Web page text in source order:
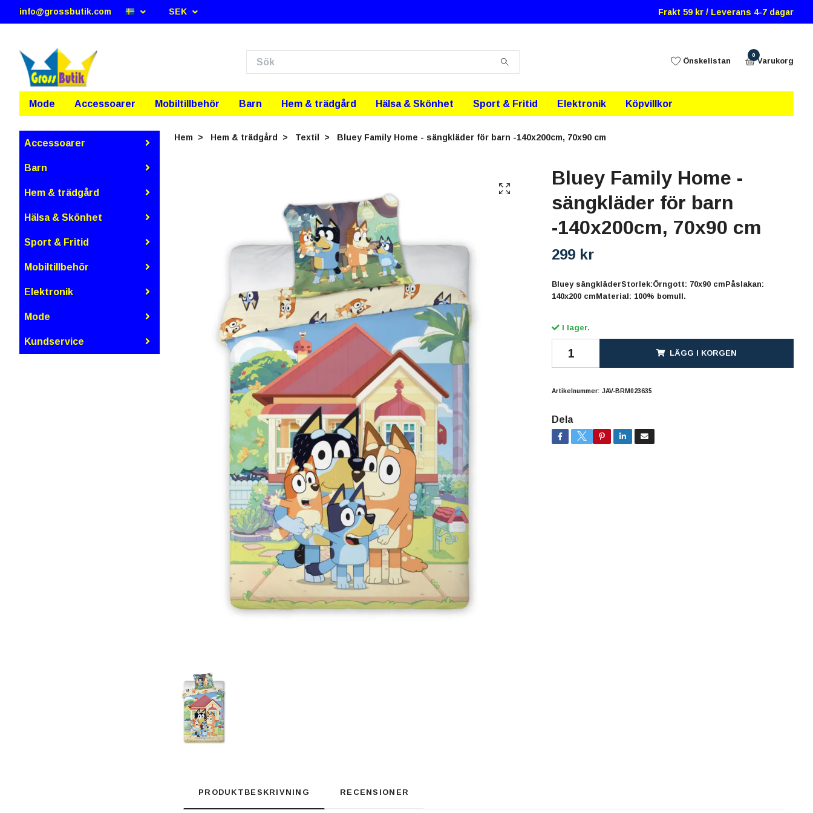
info@grossbutik.com SEK Frakt 59 kr / Leverans 4-7 dagar
Önskelistan
0
Varukorg
Mode Accessoarer Mobiltillbehör Barn Hem & trädgård Hälsa & Skönhet Sport & Fritid Elektronik Köpvillkor
Accessoarer
Barn
Hem & trädgård
Hälsa & Skönhet
Sport & Fritid
Mobiltillbehör
Elektronik
Mode
Kundservice
Hem Hem & trädgård Textil Bluey Family Home - sängkläder för barn -140x200cm, 70x90 cm
Bluey Family Home -
sängkläder för barn
-140x200cm, 70x90 cm
299 kr
Bluey sängkläderStorlek:Örngott: 70x90 cmPåslakan:
140x200 cmMaterial: 100% bomull.
I lager.
LÄGG I KORGEN
Artikelnummer: JAV-BRM023635
Dela
PRODUKTBESKRIVNING RECENSIONER